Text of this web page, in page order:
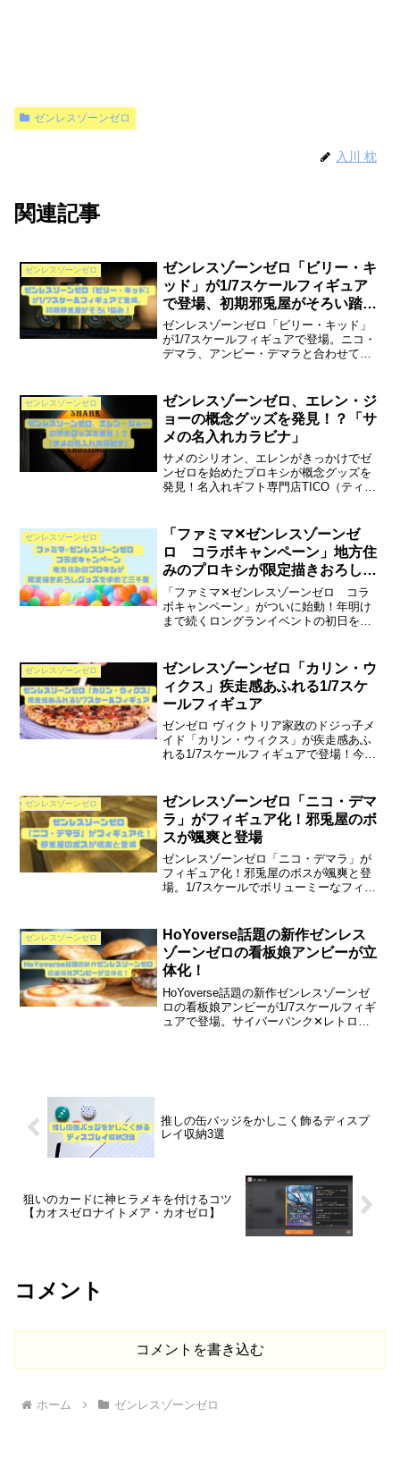
ゼンレスゾーンゼロ
入川 枕
関連記事
ゼンレスゾーンゼロ
ゼンレスゾーンゼロ「ビリー・キ
ッド」が1/7スケールフィギュア
で登場、初期邪兎屋がそろい踏
み！
ゼンレスゾーンゼロ「ビリー・キッド」
が1/7スケールフィギュアで登場。ニコ・
デマラ、アンビー・デマラと合わせて、
ご紹介します。次は白祇重工か、ヴィク
トリア家政か。
ゼンレスゾーンゼロ
ゼンレスゾーンゼロ、エレン・ジ
ョーの概念グッズを発見！？「サ
メの名入れカラビナ」
サメのシリオン、エレンがきっかけでゼ
ンゼロを始めたプロキシが概念グッズを
発見！名入れギフト専門店TICO（ティ
ラクターの名前も！？販売元にプロキシ
がいらっしゃる…かも？
ゼンレスゾーンゼロ
「ファミマ✕ゼンレスゾーンゼ
ロ コラボキャンペーン」地方住
みのプロキシが限定描きおろしグ
ッズを求めて三千里
「ファミマ✕ゼンレスゾーンゼロ コラ
ボキャンペーン」がついに始動！年明け
まで続くロングランイベントの初日を地
出すコツ（情報と実体験に基づく推測）
も掲載。
ゼンレスゾーンゼロ
ゼンレスゾーンゼロ「カリン・ウ
ィクス」疾走感あふれる1/7スケ
ールフィギュア
ゼンゼロ ヴィクトリア家政のドジっ子メ
イド「カリン・ウィクス」が疾走感あふ
れる1/7スケールフィギュアで登場！今作
と比較しながら情報をお届けします。
ゼンレスゾーンゼロ
ゼンレスゾーンゼロ「ニコ・デマ
ラ」がフィギュア化！邪兎屋のボ
スが颯爽と登場
ゼンレスゾーンゼロ「ニコ・デマラ」が
フィギュア化！邪兎屋のボスが颯爽と登
場。1/7スケールでボリューミーなフィギ
ため、邪兎屋の面々が全員揃う日もそう
遠くありません。
ゼンレスゾーンゼロ
HoYoverse話題の新作ゼンレス
ゾーンゼロの看板娘アンビーが立
体化！
HoYoverse話題の新作ゼンレスゾーンゼ
ロの看板娘アンビーが1/7スケールフィギ
ュアで登場。サイバーパンク✕レトロの
推しの缶バッジをかしこく飾るディスプ
レイ収納3選
狙いのカードに神ヒラメキを付けるコツ
【カオスゼロナイトメア・カオゼロ】
コメント
コメントを書き込む
ホーム ゼンレスゾーンゼロ